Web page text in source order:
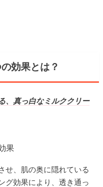
効果とは？
、真っ白なミルククリー
果
せ、肌の奥に隠れている
グ効果により、透き通っ